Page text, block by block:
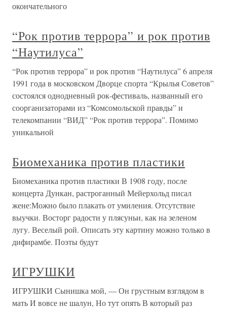
окончательного
“Рок против террора” и рок против
“Наутилуса”
“Рок против террора” и рок против “Наутилуса” 6 апреля
1991 года в московском Дворце спорта “Крылья Советов”
состоялся однодневный рок-фестиваль, названный его
соорганизаторами из “Комсомольской правды” и
телекомпании “ВИД” “Рок против террора”. Помимо
уникальной
Биомеханика против пластики
Биомеханика против пластики В 1908 году, после
концерта Дункан, растроганный Мейерхольд писал
жене:Можно было плакать от умиления. Отсутствие
выучки. Восторг радости у плясуньи, как на зеленом
лугу. Веселый рой. Описать эту картину можно только в
дифирамбе. Поэты будут
ИГРУШКИ
ИГРУШКИ Сынишка мой, — Он грустным взглядом в
мать И вовсе не шалун, Но тут опять В который раз